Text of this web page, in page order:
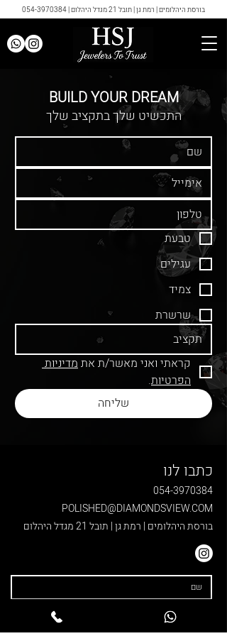
בורסת היהלומים | רמת גן | תובל 21 מגדל היהלום | 054-3970384
BUILD YOUR DREAM
התכשיט שלך בתקציב שלך
טבעת
עגילים
צמיד
שרשרת
קראתי ואני מאשר/ת את
מדיניות
הפרטיות.
שליחה
כתבו לנו
054-3970384
POLISHED@DIAMONDSVIEW.COM
בורסת היהלומים | רמת גן | תובל 21 מגדל היהלום